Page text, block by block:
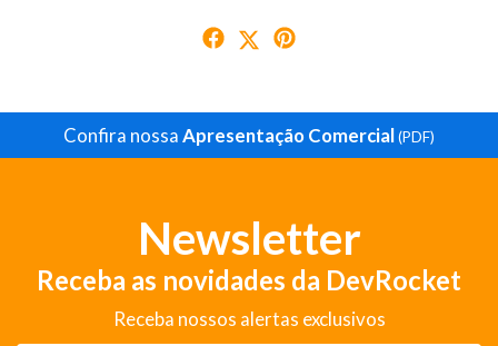
Confira nossaApresentação Comercial(PDF)
Newsletter
Receba as novidades da DevRocket
Receba nossos alertas exclusivos